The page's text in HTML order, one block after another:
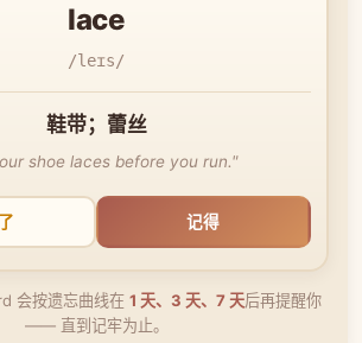
lace
/leɪs/
鞋带；蕾丝
shoe laces before you run."
记得
会按遗忘曲线在 1 天、3 天、7 天后再提醒你
—— 直到记牢为止。